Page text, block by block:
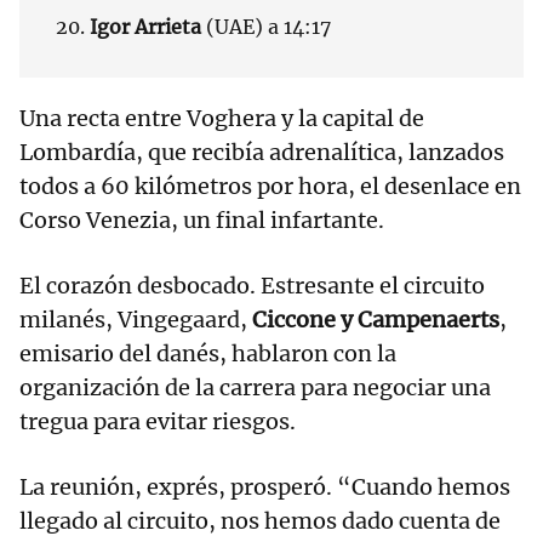
20. Igor Arrieta(UAE) a 14:17
Una recta entre Voghera y la capital de
Lombardía, que recibía adrenalítica, lanzados
todos a 60 kilómetros por hora, el desenlace en
Corso Venezia, un final infartante.
El corazón desbocado. Estresante el circuito
milanés, Vingegaard, Ciccone y Campenaerts,
emisario del danés, hablaron con la
organización de la carrera para negociar una
tregua para evitar riesgos.
La reunión, exprés, prosperó. “Cuando hemos
llegado al circuito, nos hemos dado cuenta de